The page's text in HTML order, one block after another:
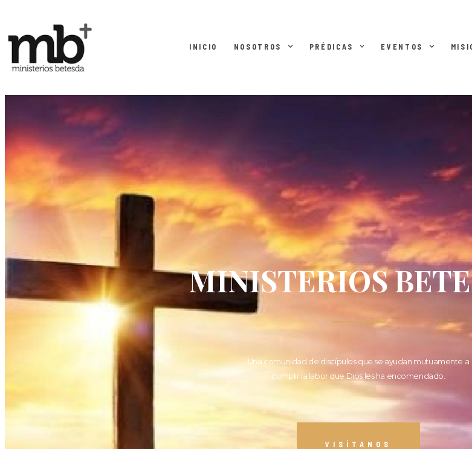
INICIO NOSOTROS PRÉDICAS EVENTOS
MINISTERIOS
Una comunidad de discípulos que se ayudan mutuamente a
cumplir la labor que Dios les ha encomendado.
VISÍTANOS